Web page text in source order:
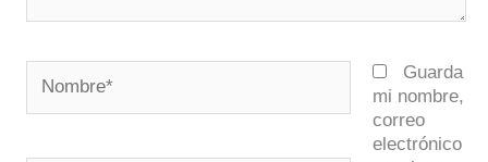
Guarda
mi nombre,
correo
electrónico